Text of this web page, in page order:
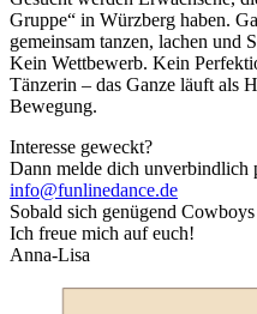
Gruppe“ in Würzberg haben.
gemeinsam tanzen, lachen und
Kein Wettbewerb. Kein
Tänzerin – das Ganze läuft als
Bewegung.
Interesse geweckt?
Dann melde dich unverbindlich
info@funlinedance.de
Sobald sich genügend
Ich freue mich auf euch!
Anna-Lisa